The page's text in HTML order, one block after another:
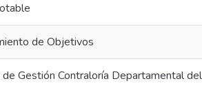
de Objetivos
de Gestión Contraloría Departamental